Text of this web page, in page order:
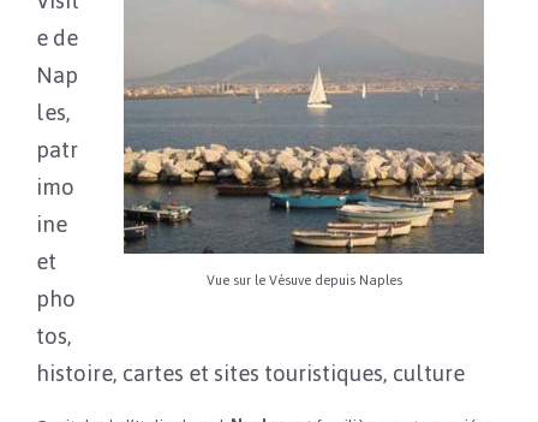
Vue sur le Vésuve depuis Naples
e de
Nap
les,
patr
imo
ine
et
pho
tos,
histoire, cartes et sites touristiques, culture